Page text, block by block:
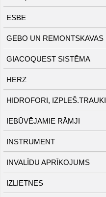
ESBE
GEBO UN REMONTSKAVAS
GIACOQUEST SISTĒMA
HERZ
HIDROFORI, IZPLEŠ.TRAUKI
IEBŪVĒJAMIE RĀMJI
INSTRUMENT
INVALĪDU APRĪKOJUMS
IZLIETNES